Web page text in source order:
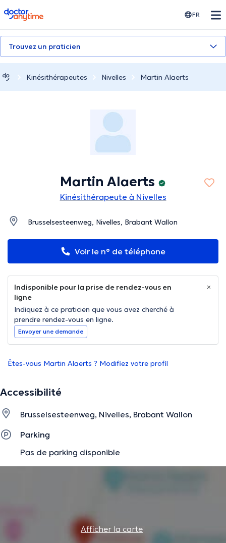
doctoranytime FR
Trouvez un praticien
Kinésithérapeutes Nivelles Martin Alaerts
Martin Alaerts
Kinésithérapeute à Nivelles
Brusselsesteenweg, Nivelles, Brabant Wallon
Voir le n° de téléphone
Indisponible pour la prise de rendez-vous en
ligne
Indiquez à ce praticien que vous avez cherché à
prendre rendez-vous en ligne.
Envoyer une demande
Êtes-vous Martin Alaerts ? Modifiez votre profil
Accessibilité
Brusselsesteenweg, Nivelles, Brabant Wallon
Parking
Pas de parking disponible
Afficher la carte